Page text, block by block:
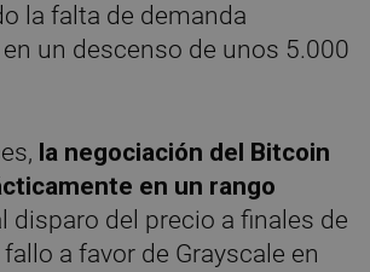
la falta de demanda
un descenso de unos 5.000
la negociación del Bitcoin
en un rango
disparo del precio a finales de
a favor de Grayscale en